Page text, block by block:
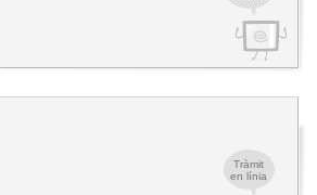
Tràmit
en línia